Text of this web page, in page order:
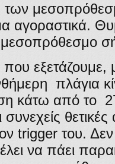
των
μεσοπρόθεσμο
που
πλάγια
κάτω από το
trigger του. Δεν
να πάει